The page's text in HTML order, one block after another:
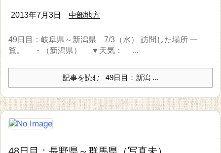
2013年7月3日 中部地方
49日目：岐阜県～新潟県 7/3（水） 訪問した場所 一
覧。 ・（新潟県） ▼天気： ...
記事を読む 49日目：新潟 ...